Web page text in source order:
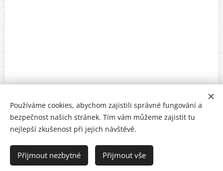
Používáme cookies, abychom zajistili správné fungování a
bezpečnost našich stránek. Tím vám můžeme zajistit tu
nejlepší zkušenost při jejich návštěvě.
Přijmout nezbytné Přijmout vše